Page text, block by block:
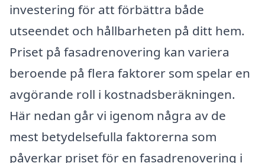
investering för att förbättra både
utseendet och hållbarheten på ditt hem.
Priset på fasadrenovering kan variera
beroende på flera faktorer som spelar en
avgörande roll i kostnadsberäkningen.
Här nedan går vi igenom några av de
mest betydelsefulla faktorerna som
påverkar priset för en fasadrenovering i